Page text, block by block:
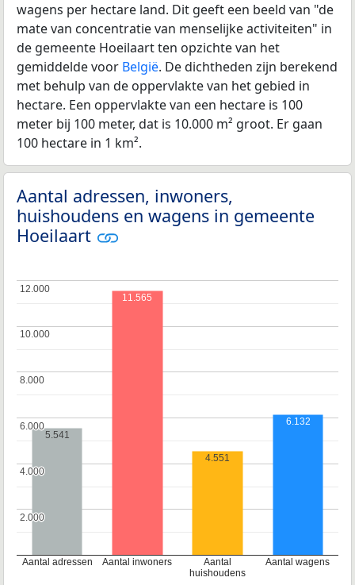
wagens per hectare land. Dit geeft een beeld van "de
mate van concentratie van menselijke activiteiten" in
de gemeente Hoeilaart ten opzichte van het
gemiddelde voor België. De dichtheden zijn berekend
met behulp van de oppervlakte van het gebied in
hectare. Een oppervlakte van een hectare is 100
meter bij 100 meter, dat is 10.000 m² groot. Er gaan
100 hectare in 1 km².
Aantal adressen, inwoners,
huishoudens en wagens in gemeente
Hoeilaart
Aantal adressen Aantal inwoners
Aantal
huishoudens
Aantal wagens
2.000
2.000
4.000
4.000
6.000
6.000
8.000
8.000
10.000
10.000
12.000
12.000
5.541
11.565
4.551
6.132